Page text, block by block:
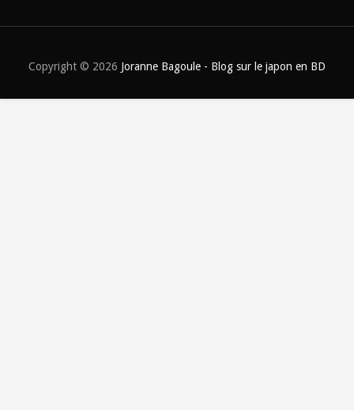
Copyright © 2026 Joranne Bagoule - Blog sur le japon en BD